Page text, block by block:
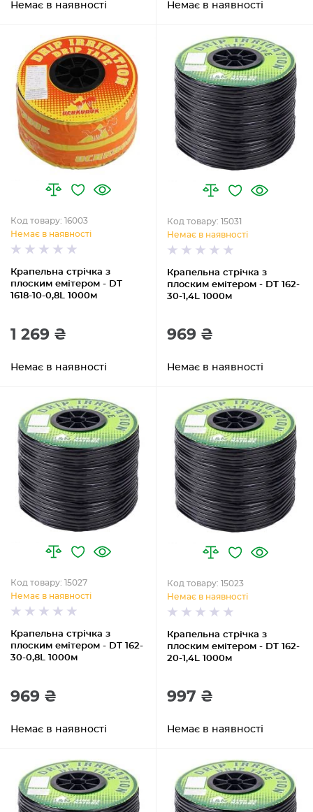
Немає в наявності Немає в наявності
Крапельна стрічка з
плоским емітером - DT
1618-10-0,8L 1000м
Код товару: 16003
Немає в наявності
1 269 ₴
Немає в наявності
Крапельна стрічка з
плоским емітером - DT 162-
30-1,4L 1000м
Код товару: 15031
Немає в наявності
969 ₴
Немає в наявності
Крапельна стрічка з
плоским емітером - DT 162-
30-0,8L 1000м
Код товару: 15027
Немає в наявності
969 ₴
Немає в наявності
Крапельна стрічка з
плоским емітером - DT 162-
20-1,4L 1000м
Код товару: 15023
Немає в наявності
997 ₴
Немає в наявності